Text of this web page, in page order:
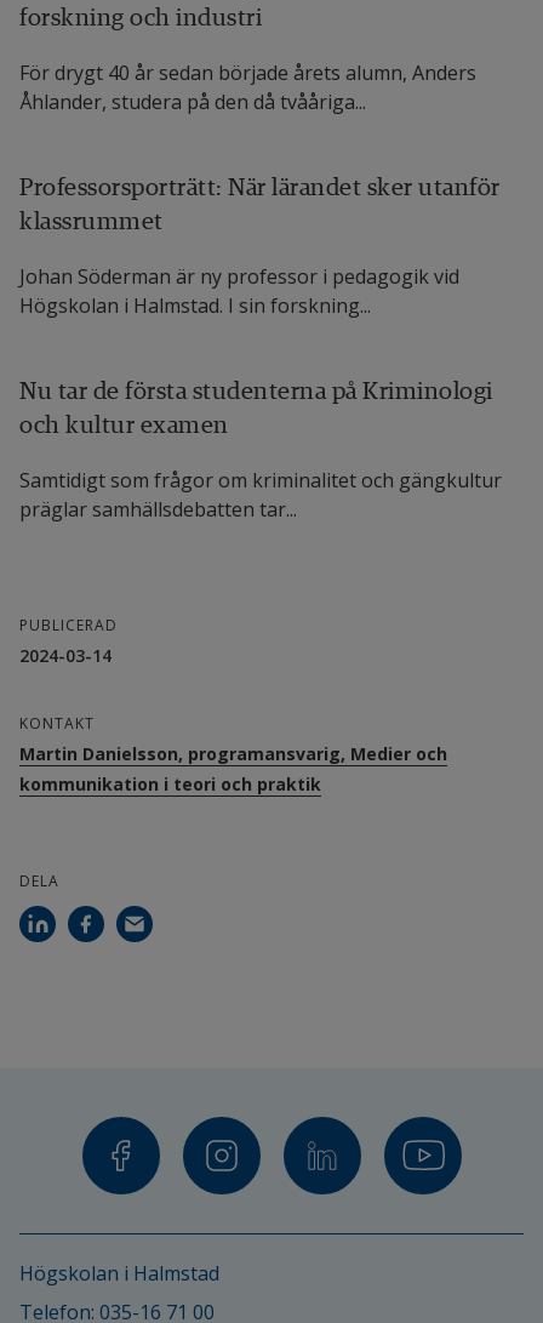
forskning och industri
För drygt 40 år sedan började årets alumn, Anders
Åhlander, studera på den då tvååriga...
Professorsporträtt: När lärandet sker utanför
klassrummet
Johan Söderman är ny professor i pedagogik vid
Högskolan i Halmstad. I sin forskning...
Nu tar de första studenterna på Kriminologi
och kultur examen
Samtidigt som frågor om kriminalitet och gängkultur
präglar samhälls­debatten tar...
PUBLICERAD
2024-03-14
KONTAKT
Martin Danielsson, programansvarig, Medier och
kommunikation i teori och praktik
DELA
Högskolan i Halmstad
Telefon: 035-16 71 00